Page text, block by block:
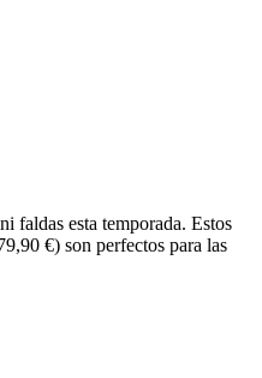
faldas esta temporada. Estos
€) son perfectos para las